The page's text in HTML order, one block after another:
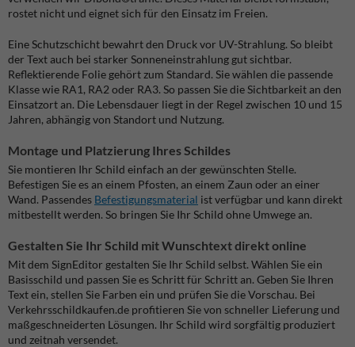
rostet nicht und eignet sich für den Einsatz im Freien.
Eine Schutzschicht bewahrt den Druck vor UV-Strahlung. So bleibt
der Text auch bei starker Sonneneinstrahlung gut sichtbar.
Reflektierende Folie gehört zum Standard. Sie wählen die passende
Klasse wie RA1, RA2 oder RA3. So passen Sie die Sichtbarkeit an den
Einsatzort an. Die Lebensdauer liegt in der Regel zwischen 10 und 15
Jahren, abhängig von Standort und Nutzung.
Montage und Platzierung Ihres Schildes
Sie montieren Ihr Schild einfach an der gewünschten Stelle.
Befestigen Sie es an einem Pfosten, an einem Zaun oder an einer
Wand. Passendes Befestigungsmaterial ist verfügbar und kann direkt
mitbestellt werden. So bringen Sie Ihr Schild ohne Umwege an.
Gestalten Sie Ihr Schild mit Wunschtext direkt online
Mit dem SignEditor gestalten Sie Ihr Schild selbst. Wählen Sie ein
Basisschild und passen Sie es Schritt für Schritt an. Geben Sie Ihren
Text ein, stellen Sie Farben ein und prüfen Sie die Vorschau. Bei
Verkehrsschildkaufen.de profitieren Sie von schneller Lieferung und
maßgeschneiderten Lösungen. Ihr Schild wird sorgfältig produziert
und zeitnah versendet.